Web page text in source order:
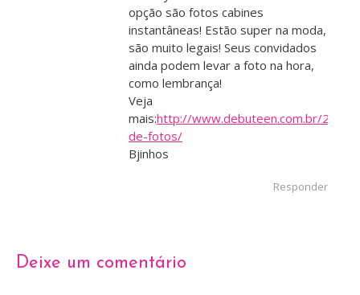
opção são fotos cabines
instantâneas! Estão super na moda,
são muito legais! Seus convidados
ainda podem levar a foto na hora,
como lembrança!
Veja
mais:http://www.debuteen.com.br/2012/
de-fotos/
Bjinhos
Responder
Deixe um comentário